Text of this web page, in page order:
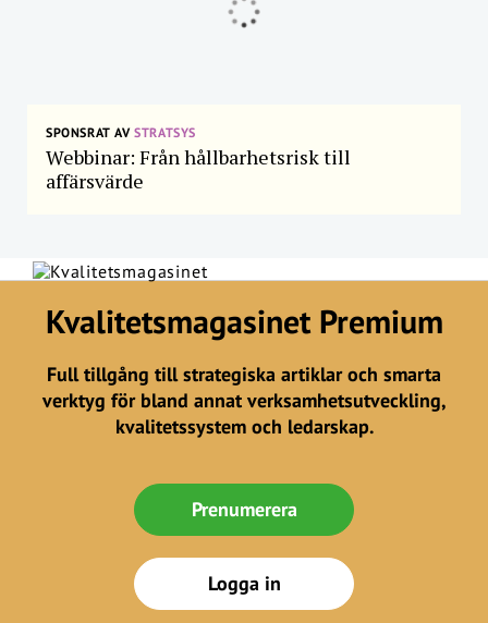
SPONSRAT AVSTRATSYS
Webbinar: Från hållbarhetsrisk till
affärsvärde
Kvalitetsmagasinet Premium
Full tillgång till strategiska artiklar och smarta
verktyg för bland annat verksamhetsutveckling,
kvalitetssystem och ledarskap.
Prenumerera
Logga in